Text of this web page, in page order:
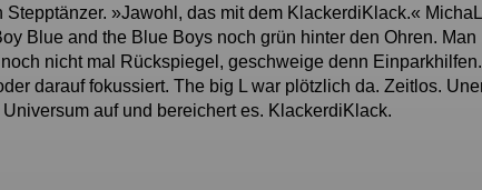
»Jawohl, das mit dem KlackerdiKlack.«
Blue and the Blue Boys noch grün hinter den Ohren. Man
nicht mal Rückspiegel, geschweige denn Einparkhilfen.
darauf fokussiert. The big L war plötzlich da. Zeitlos.
auf und bereichert es. KlackerdiKlack.